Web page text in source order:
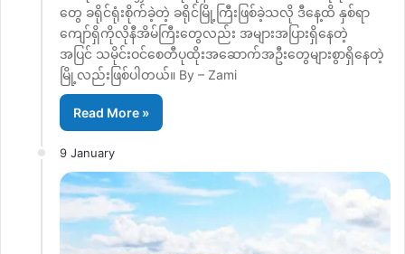
တွေ ခရိုင်ရုံးစိုက်ခဲ့တဲ့ ခရိုင်မြို့ကြီးဖြစ်ခဲ့သလို ဒီနေ့ထိ နှစ်ရာ
ကျော်ရှိကိုလိုနီအိမ်ကြီးတွေလည်း အများအပြားရှိနေတဲ့
အပြင် သမိုင်းဝင်စေတီပုထိုးအဆောက်အဦးတွေများစွာရှိနေတဲ့
မြို့လည်းဖြစ်ပါတယ်။ By – Zami
Read More »
9 January